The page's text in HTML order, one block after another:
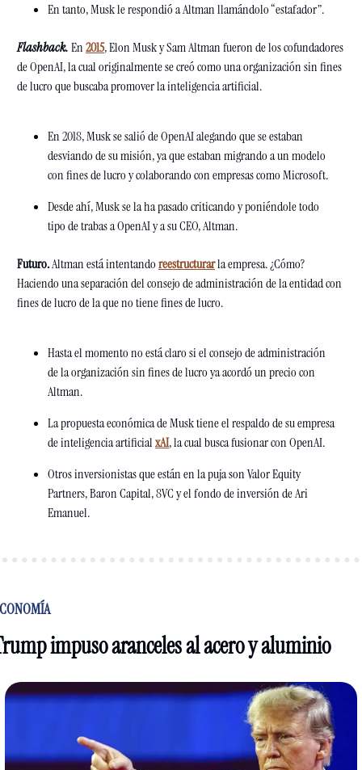
En tanto, Musk le respondió a Altman llamándolo “estafador”.
Flashback. En 2015, Elon Musk y Sam Altman fueron de los cofundadores
de OpenAI, la cual originalmente se creó como una organización sin fines
de lucro que buscaba promover la inteligencia artificial.
En 2018, Musk se salió de OpenAI alegando que se estaban
desviando de su misión, ya que estaban migrando a un modelo
con fines de lucro y colaborando con empresas como Microsoft.
Desde ahí, Musk se la ha pasado criticando y poniéndole todo
tipo de trabas a OpenAI y a su CEO, Altman.
Futuro. Altman está intentando reestructurar la empresa. ¿Cómo?
Haciendo una separación del consejo de administración de la entidad con
fines de lucro de la que no tiene fines de lucro.
Hasta el momento no está claro si el consejo de administración
de la organización sin fines de lucro ya acordó un precio con
Altman.
La propuesta económica de Musk tiene el respaldo de su empresa
de inteligencia artificial xAI, la cual busca fusionar con OpenAI.
Otros inversionistas que están en la puja son Valor Equity
Partners, Baron Capital, 8VC y el fondo de inversión de Ari
Emanuel.
impuso aranceles al acero y aluminio